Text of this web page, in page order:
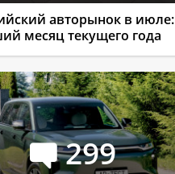
авторынок в июле:
месяц текущего года
299